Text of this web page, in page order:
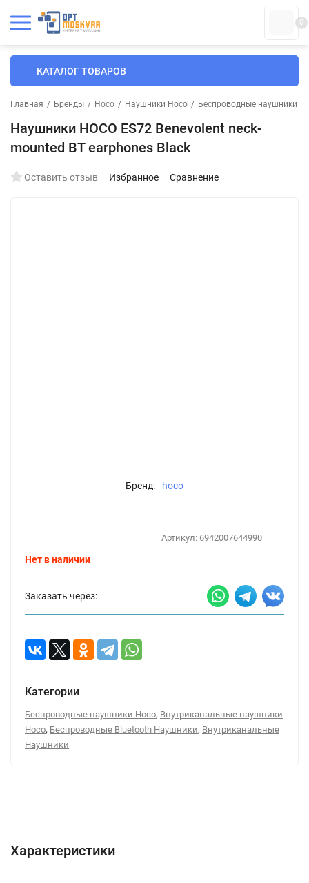
0
КАТАЛОГ ТОВАРОВ
Главная / Бренды / Hoco / Наушники Hoco / Беспроводные наушники
Наушники HOCO ES72 Benevolent neck-
mounted BT earphones Black
Оставить отзыв Избранное Сравнение
Бренд: hoco
Артикул: 6942007644990
Нет в наличии
Заказать через:
Категории
Беспроводные наушники Hoco, Внутриканальные наушники
Hoco, Беспроводные Bluetooth Наушники, Внутриканальные
Наушники
Характеристики